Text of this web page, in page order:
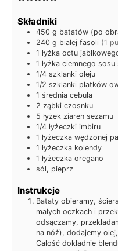
Składniki
450 g batatów (po
240 g białej fasoli (1
1 łyżka octu
1 łyżka ciemnego sosu
1/4 szklanki oleju
1/2 szklanki płatków
1 średnia cebula
2 ząbki czosnku
5 łyżek ziaren sezamu
1/4 łyżeczki imbiru
1 łyżeczka wędzonej
1 łyżeczka kolendy
1 łyżeczka oregano
sól, pieprz
Instrukcje
Bataty obieramy,
małych oczkach i
odsączamy,
na nóż), dodajemy
Całość dokładnie